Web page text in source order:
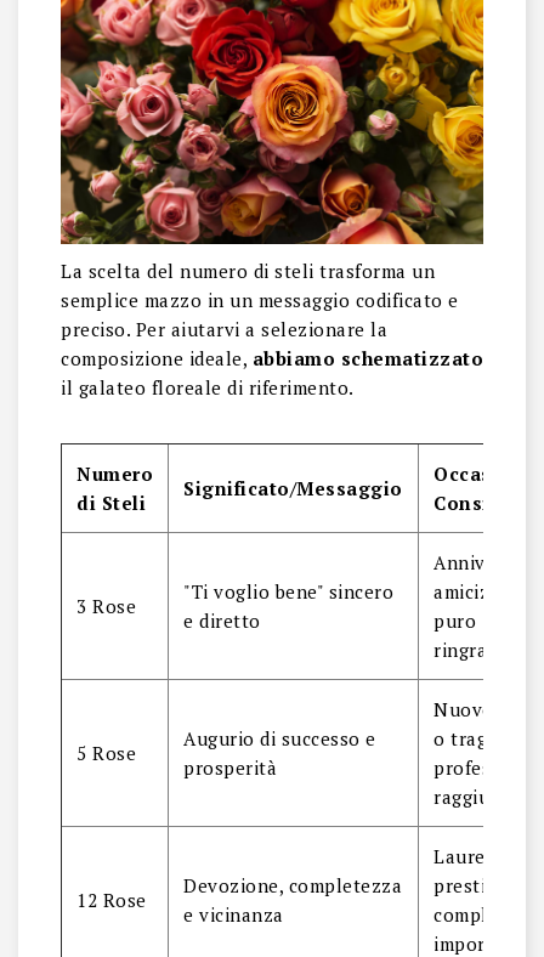
La scelta del numero di steli trasforma un
semplice mazzo in un messaggio codificato e
preciso. Per aiutarvi a selezionare la
composizione ideale, abbiamo schematizzato
il galateo floreale di riferimento.
Numero
di Steli
Significato/Messaggio
Occasione
3 Rose
"Ti voglio bene" sincero
e diretto
amicizia o
puro
5 Rose
Augurio di successo e
prosperità
Nuovo
o traguardo
raggiunto
12 Rose
Devozione, completezza
e vicinanza
Laurea
prestigiosa
compleanno
importante